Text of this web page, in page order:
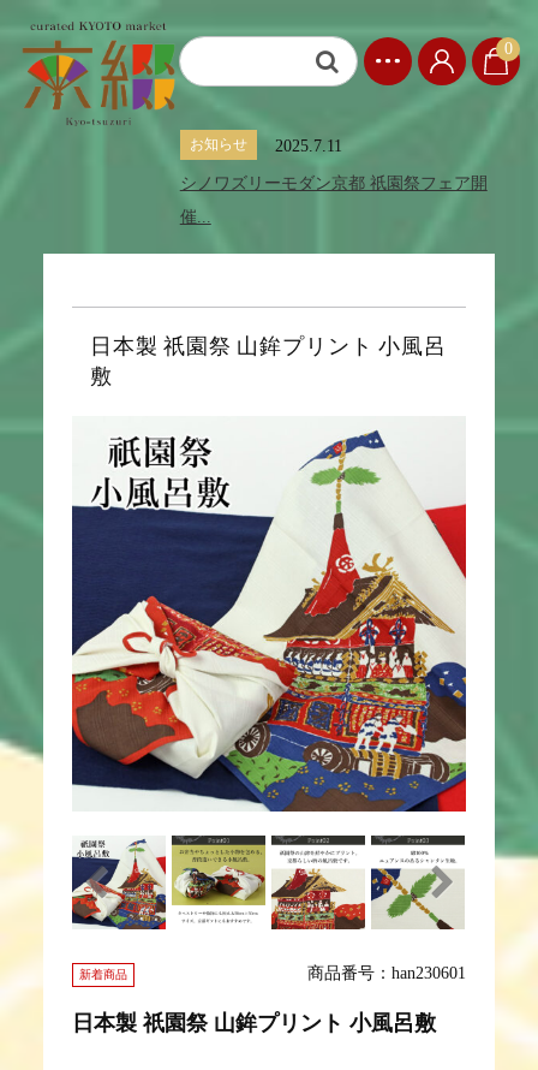
0
お知らせ 2025.7.11
シノワズリーモダン京都 祇園祭フェア開
催...
日本製 祇園祭 山鉾プリント 小風呂
敷
新着商品 商品番号：han230601
日本製 祇園祭 山鉾プリント 小風呂敷